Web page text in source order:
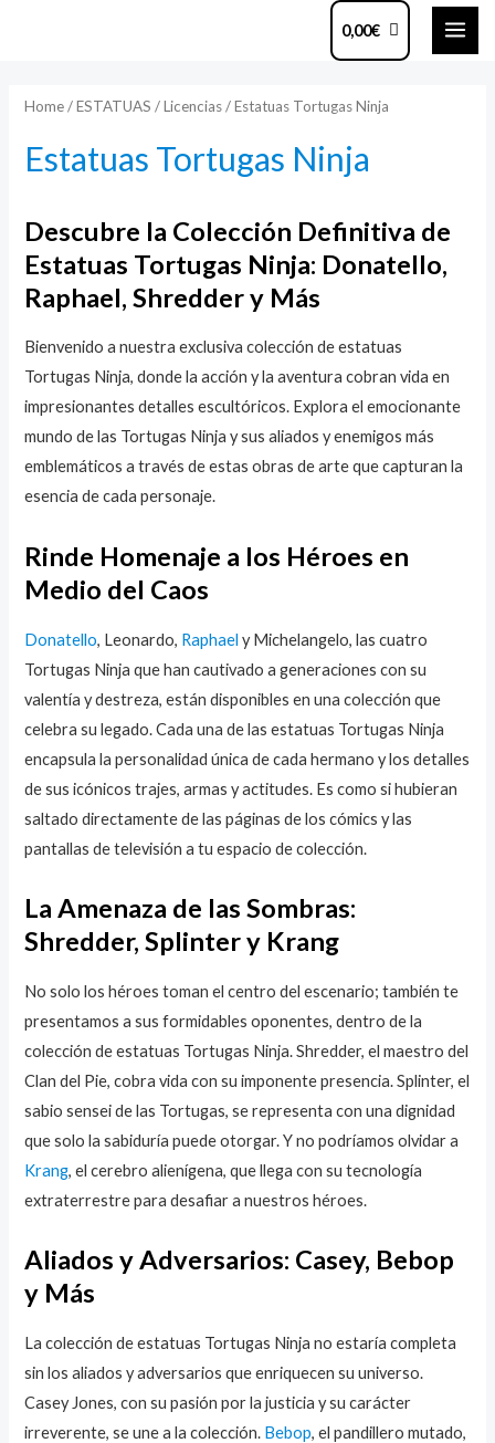
0,00€
Home/ESTATUAS /Licencias/ Estatuas Tortugas Ninja
Estatuas Tortugas Ninja
Descubre la Colección Definitiva de
Estatuas Tortugas Ninja: Donatello,
Raphael, Shredder y Más
Bienvenido a nuestra exclusiva colección de estatuas
Tortugas Ninja, donde la acción y la aventura cobran vida en
impresionantes detalles escultóricos. Explora el emocionante
mundo de las Tortugas Ninja y sus aliados y enemigos más
emblemáticos a través de estas obras de arte que capturan la
esencia de cada personaje.
Rinde Homenaje a los Héroes en
Medio del Caos
Donatello, Leonardo, Raphael y Michelangelo, las cuatro
Tortugas Ninja que han cautivado a generaciones con su
valentía y destreza, están disponibles en una colección que
celebra su legado. Cada una de las estatuas Tortugas Ninja
encapsula la personalidad única de cada hermano y los detalles
de sus icónicos trajes, armas y actitudes. Es como si hubieran
saltado directamente de las páginas de los cómics y las
pantallas de televisión a tu espacio de colección.
La Amenaza de las Sombras:
Shredder, Splinter y Krang
No solo los héroes toman el centro del escenario; también te
presentamos a sus formidables oponentes, dentro de la
colección de estatuas Tortugas Ninja. Shredder, el maestro del
Clan del Pie, cobra vida con su imponente presencia. Splinter, el
sabio sensei de las Tortugas, se representa con una dignidad
que solo la sabiduría puede otorgar. Y no podríamos olvidar a
Krang, el cerebro alienígena, que llega con su tecnología
extraterrestre para desafiar a nuestros héroes.
Aliados y Adversarios: Casey, Bebop
y Más
La colección de estatuas Tortugas Ninja no estaría completa
sin los aliados y adversarios que enriquecen su universo.
Casey Jones, con su pasión por la justicia y su carácter
irreverente, se une a la colección. Bebop, el pandillero mutado,